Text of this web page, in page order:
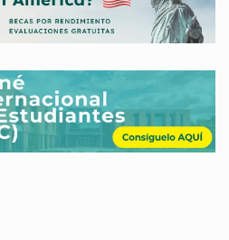
con otras entidades, la
también convoca una serie de
más datos, puedes